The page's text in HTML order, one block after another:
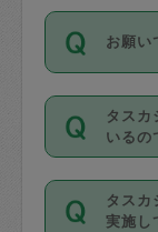
銀行
なお
金の
動計
（例
ンセ
は２
時間
たり
・Ａ
・Ｐ
・夜
開始
お願い
掃除
作り
きる
する
確認し
タス
いるの
主婦
方、
タス
実施し